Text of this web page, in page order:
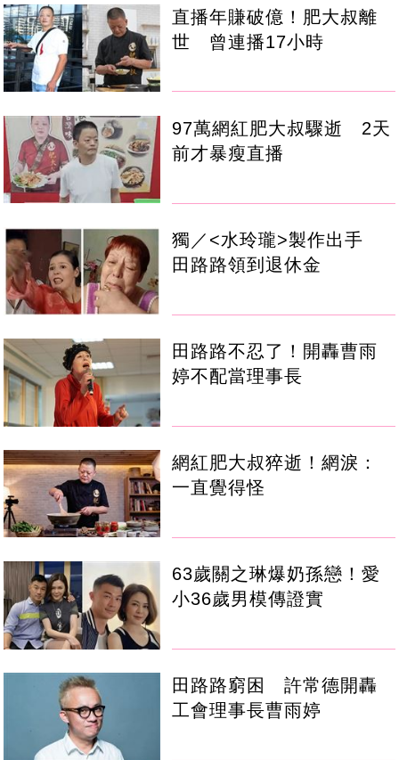
直播年賺破億！肥大叔離
世 曾連播17小時
97萬網紅肥大叔驟逝 2天
前才暴瘦直播
獨／<水玲瓏>製作出手
田路路領到退休金
田路路不忍了！開轟曹雨
婷不配當理事長
網紅肥大叔猝逝！網淚：
一直覺得怪
63歲關之琳爆奶孫戀！愛
小36歲男模傳證實
田路路窮困 許常德開轟
工會理事長曹雨婷